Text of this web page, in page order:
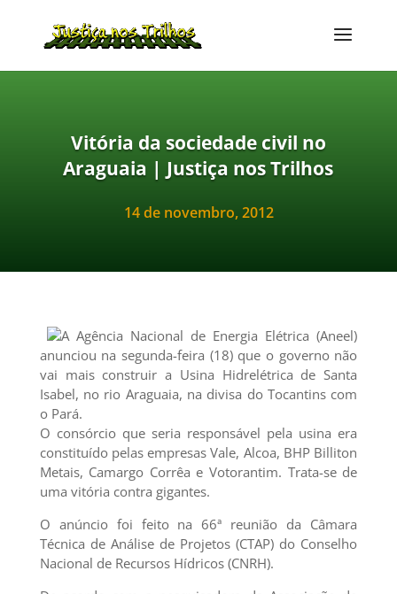
Vitória da sociedade civil no
Araguaia | Justiça nos Trilhos
14 de novembro, 2012
A Agência Nacional de Energia Elétrica (Aneel)
anunciou na segunda-feira (18) que o governo não
vai mais construir a Usina Hidrelétrica de Santa
Isabel, no rio Araguaia, na divisa do Tocantins com
o Pará.
O consórcio que seria responsável pela usina era
constituído pelas empresas Vale, Alcoa, BHP Billiton
Metais, Camargo Corrêa e Votorantim. Trata-se de
uma vitória contra gigantes.
O anúncio foi feito na 66ª reunião da Câmara
Técnica de Análise de Projetos (CTAP) do Conselho
Nacional de Recursos Hídricos (CNRH).